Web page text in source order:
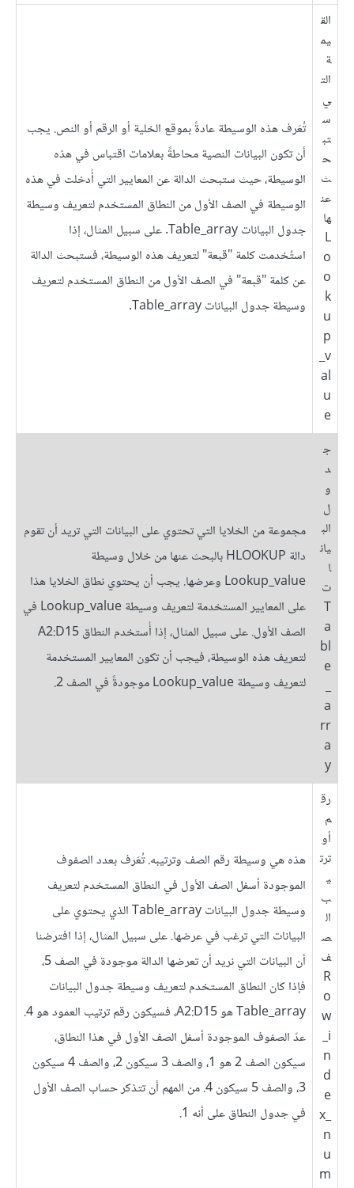
الق
يم
ة
الت
ي
س
تب
ح
ث
عن
ها
L
o
o
k
u
p
_v
al
u
e
تُعَرف هذه الوسيطة عادةً بموقع الخلية أو الرقم أو النص. يجب
أن تكون البيانات النصية محاطةً بعلامات اقتباس في هذه
الوسيطة، حيث ستبحث الدالة عن المعايير التي أُدخلت في هذه
الوسيطة في الصف الأول من النطاق المستخدم لتعريف وسيطة
جدول البيانات Table_array. على سبيل المثال، إذا
استُخدمت كلمة "قبعة" لتعريف هذه الوسيطة، فستبحث الدالة
عن كلمة "قبعة" في الصف الأول من النطاق المستخدم لتعريف
وسيطة جدول البيانات Table_array.
ج
د
و
ل
الب
يان
ا
ت
T
a
bl
e
_
a
rr
a
y
مجموعة من الخلايا التي تحتوي على البيانات التي تريد أن تقوم
دالة HLOOKUP بالبحث عنها من خلال وسيطة
Lookup_value وعرضها. يجب أن يحتوي نطاق الخلايا هذا
على المعايير المستخدمة لتعريف وسيطة Lookup_value في
الصف الأول. على سبيل المثال، إذا أُستخدم النطاق A2:D15
لتعريف هذه الوسيطة، فيجب أن تكون المعايير المستخدمة
لتعريف وسيطة Lookup_value موجودةً في الصف 2.
رق
م
أو
ترت
ي
ب
ال
ص
ف
R
o
w
_i
n
d
e
x_
n
u
m
هذه هي وسيطة رقم الصف وترتيبه. تُعَرف بعدد الصفوف
الموجودة أسفل الصف الأول في النطاق المستخدم لتعريف
وسيطة جدول البيانات Table_array الذي يحتوي على
البيانات التي ترغب في عرضها. على سبيل المثال، إذا افترضنا
أن البيانات التي نريد أن تعرضها الدالة موجودة في الصف 5،
فإذا كان النطاق المستخدم لتعريف وسيطة جدول البيانات
Table_array هو A2:D15، فسيكون رقم ترتيب العمود هو 4.
عدّ الصفوف الموجودة أسفل الصف الأول في هذا النطاق،
سيكون الصف 2 هو 1، والصف 3 سيكون 2، والصف 4 سيكون
3، والصف 5 سيكون 4. من المهم أن تتذكر حساب الصف الأول
في جدول النطاق على أنه 1.